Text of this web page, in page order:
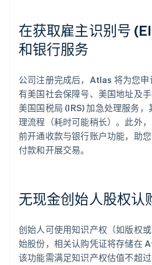
在获取雇主识别号
和银行服务
公司注册完成后，Atlas 将为您申
有美国社会保障号、美国地址及
美国国税局 (IRS) 加急处理服务
理流程（耗时可能稍长）。此外
前开通收款与银行账户功能，助
付款和开展交易。
无现金创始人股权认
创始人可使用知识产权（如版权
始股份，相关认购凭证将存储在
该功能需满足知识产权估值不超